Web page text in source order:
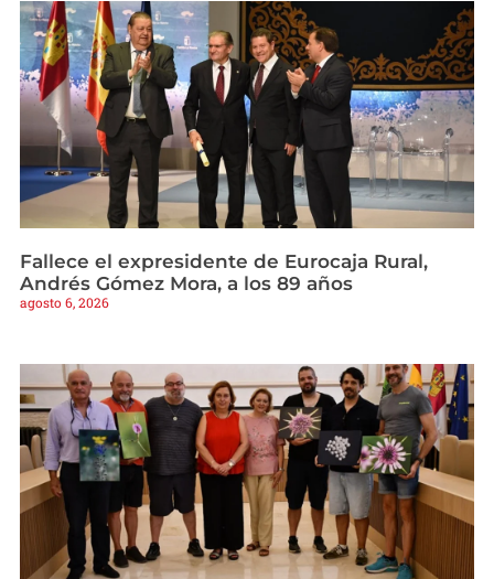
Fallece el expresidente de Eurocaja Rural,
Andrés Gómez Mora, a los 89 años
agosto 6, 2026